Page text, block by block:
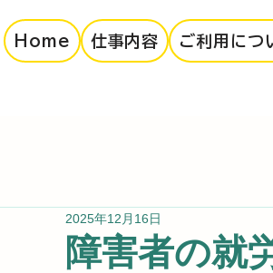
Home 仕事内容 ご利用につ
障害者の就
2025年12月16日